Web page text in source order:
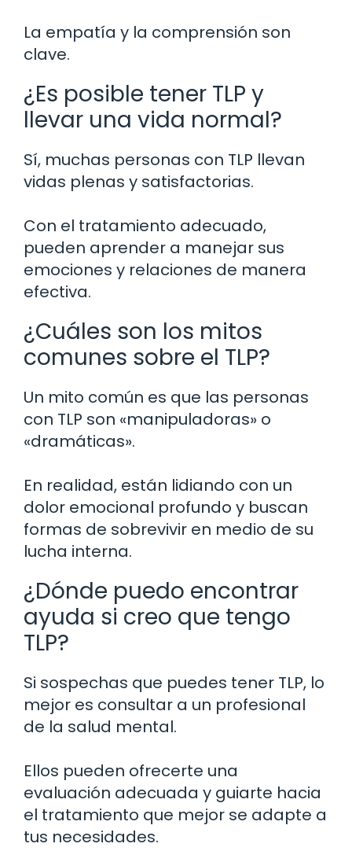
La empatía y la comprensión son
clave.
¿Es posible tener TLP y
llevar una vida normal?
Sí, muchas personas con TLP llevan
vidas plenas y satisfactorias.
Con el tratamiento adecuado,
pueden aprender a manejar sus
emociones y relaciones de manera
efectiva.
¿Cuáles son los mitos
comunes sobre el TLP?
Un mito común es que las personas
con TLP son «manipuladoras» o
«dramáticas».
En realidad, están lidiando con un
dolor emocional profundo y buscan
formas de sobrevivir en medio de su
lucha interna.
¿Dónde puedo encontrar
ayuda si creo que tengo
TLP?
Si sospechas que puedes tener TLP, lo
mejor es consultar a un profesional
de la salud mental.
Ellos pueden ofrecerte una
evaluación adecuada y guiarte hacia
el tratamiento que mejor se adapte a
tus necesidades.